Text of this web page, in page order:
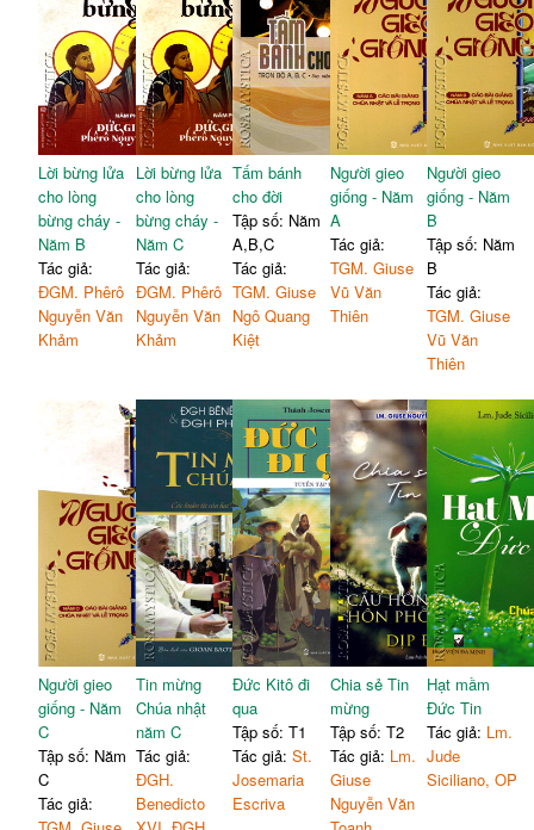
Lời bừng lửa
cho lòng
bừng cháy -
Năm B
Tác giả:
ĐGM. Phêrô
Nguyễn Văn
Khảm
Lời bừng lửa
cho lòng
bừng cháy -
Năm C
Tác giả:
ĐGM. Phêrô
Nguyễn Văn
Khảm
Tấm bánh
cho đời
Tập số: Năm
A,B,C
Tác giả:
TGM. Giuse
Ngô Quang
Kiệt
Người gieo
giống - Năm
A
Tác giả:
TGM. Giuse
Vũ Văn
Thiên
Người gieo
giống - Năm
B
Tập số: Năm
B
Tác giả:
TGM. Giuse
Vũ Văn
Thiên
Người gieo
giống - Năm
C
Tập số: Năm
C
Tác giả:
Tin mừng
Chúa nhật
năm C
Tác giả:
ĐGH.
Benedicto
Đức Kitô đi
qua
Tập số: T1
Tác giả:St.
Josemaria
Escriva
Chia sẻ Tin
mừng
Tập số: T2
Tác giả: Lm.
Giuse
Nguyễn Văn
Hạt mầm
Đức Tin
Tác giả: Lm.
Jude
Siciliano, OP